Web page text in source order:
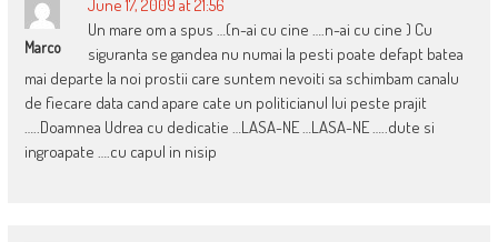
Marco
June 17, 2009 at 21:56
Un mare om a spus …(n-ai cu cine ….n-ai cu cine ) Cu
siguranta se gandea nu numai la pesti poate defapt batea
mai departe la noi prostii care suntem nevoiti sa schimbam canalu
de fiecare data cand apare cate un politicianul lui peste prajit
…..Doamnea Udrea cu dedicatie …LASA-NE …LASA-NE …..dute si
ingroapate ….cu capul in nisip